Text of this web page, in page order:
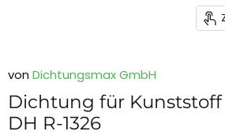
von Dichtungsmax GmbH
Dichtung für
DH R-1326